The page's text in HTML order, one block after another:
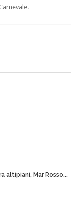
altipiani, Mar Rosso...